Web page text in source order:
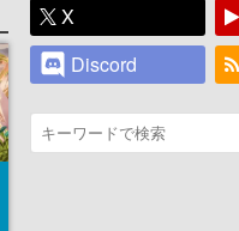
X
Discord